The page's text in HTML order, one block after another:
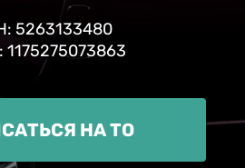
5263133480
1175275073863
НА ТО